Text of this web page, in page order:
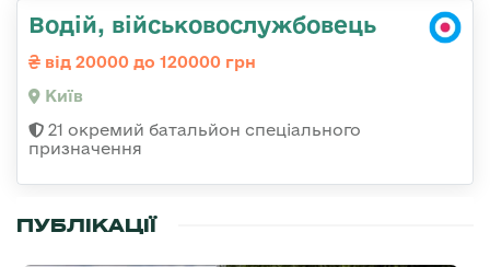
Водій, військовослужбовець
від 20000 до 120000 грн
Київ
21 окремий батальйон спеціального
призначення
ПУБЛІКАЦІЇ